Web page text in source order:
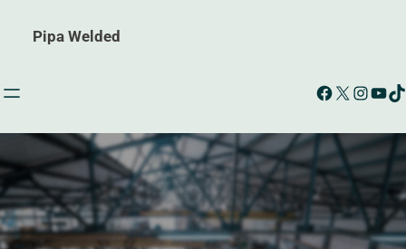
Pipa Welded
Facebook X InstagramYouTube TikTok